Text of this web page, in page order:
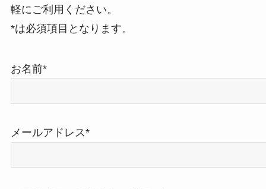
軽にご利用ください。
*は必須項目となります。
お名前*
メールアドレス*